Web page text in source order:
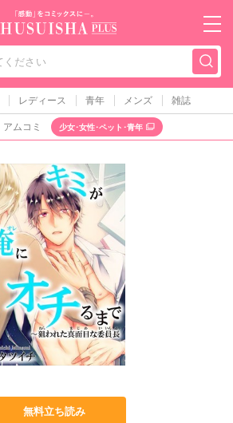
秋水社PLUS（テ
レディース 青年 メンズ 雑誌
アムコミ 少女･女性･ペット･青年
無料立ち読み